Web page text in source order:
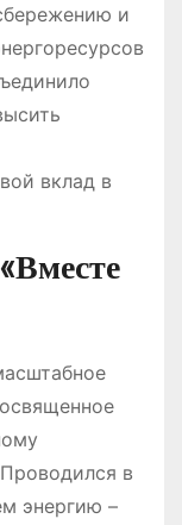
и
вклад в
в
энергию –